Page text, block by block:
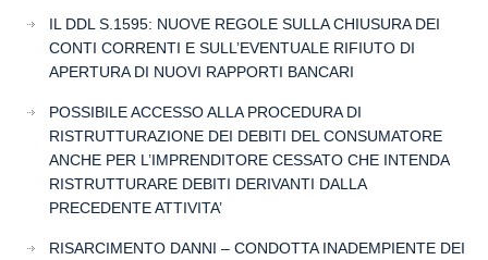
IL DDL S.1595: NUOVE REGOLE SULLA CHIUSURA DEI
CONTI CORRENTI E SULL’EVENTUALE RIFIUTO DI
APERTURA DI NUOVI RAPPORTI BANCARI
POSSIBILE ACCESSO ALLA PROCEDURA DI
RISTRUTTURAZIONE DEI DEBITI DEL CONSUMATORE
ANCHE PER L’IMPRENDITORE CESSATO CHE INTENDA
RISTRUTTURARE DEBITI DERIVANTI DALLA
PRECEDENTE ATTIVITA’
RISARCIMENTO DANNI – CONDOTTA INADEMPIENTE DEI